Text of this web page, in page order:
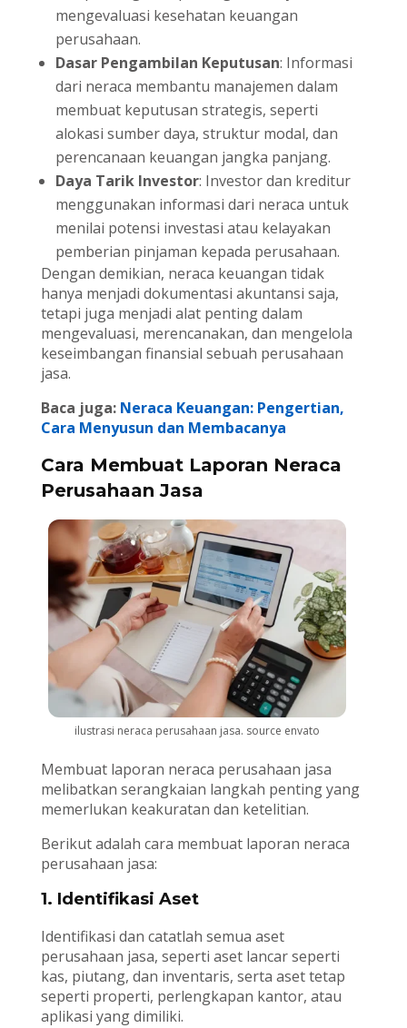
mengevaluasi kesehatan keuangan
perusahaan.
Dasar Pengambilan Keputusan: Informasi
dari neraca membantu manajemen dalam
membuat keputusan strategis, seperti
alokasi sumber daya, struktur modal, dan
perencanaan keuangan jangka panjang.
Daya Tarik Investor: Investor dan kreditur
menggunakan informasi dari neraca untuk
menilai potensi investasi atau kelayakan
pemberian pinjaman kepada perusahaan.
Dengan demikian, neraca keuangan tidak
hanya menjadi dokumentasi akuntansi saja,
tetapi juga menjadi alat penting dalam
mengevaluasi, merencanakan, dan mengelola
keseimbangan finansial sebuah perusahaan
jasa.
Baca juga: Neraca Keuangan: Pengertian,
Cara Menyusun dan Membacanya
Cara Membuat Laporan Neraca
Perusahaan Jasa
ilustrasi neraca perusahaan jasa. source envato
Membuat laporan neraca perusahaan jasa
melibatkan serangkaian langkah penting yang
memerlukan keakuratan dan ketelitian.
Berikut adalah cara membuat laporan neraca
perusahaan jasa:
1. Identifikasi Aset
Identifikasi dan catatlah semua aset
perusahaan jasa, seperti aset lancar seperti
kas, piutang, dan inventaris, serta aset tetap
seperti properti, perlengkapan kantor, atau
aplikasi yang dimiliki.